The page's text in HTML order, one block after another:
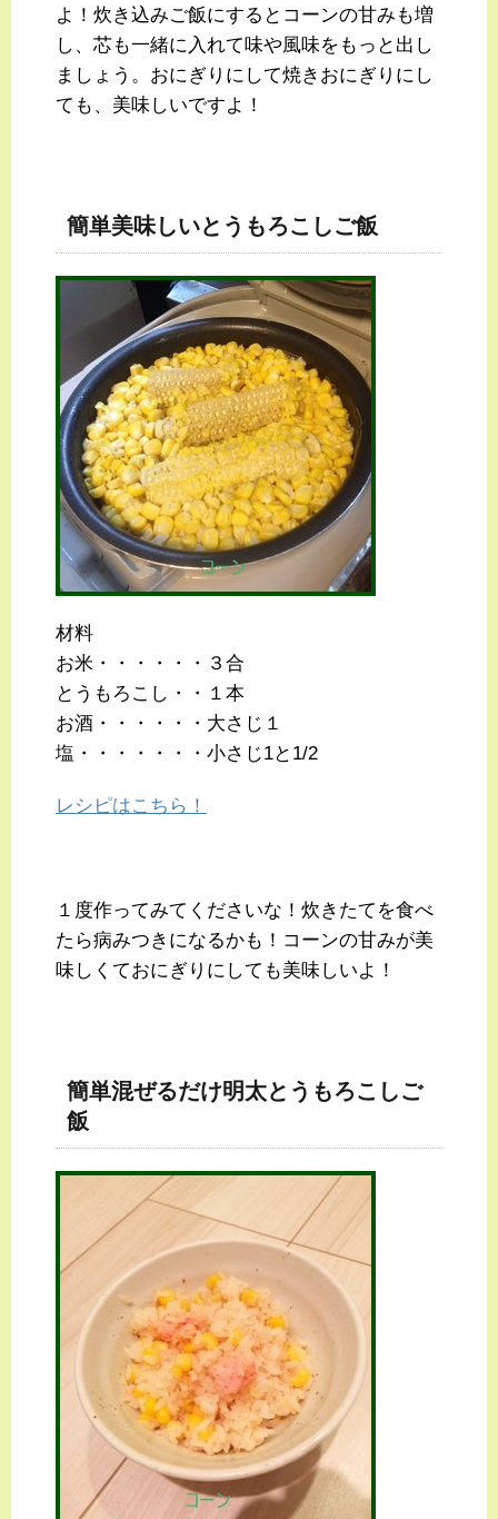
よ！炊き込みご飯にするとコーンの甘みも増
し、芯も一緒に入れて味や風味をもっと出し
ましょう。おにぎりにして焼きおにぎりにし
ても、美味しいですよ！
簡単美味しいとうもろこしご飯
材料
お米・・・・・・３合
とうもろこし・・１本
お酒・・・・・・大さじ１
塩・・・・・・・小さじ1と1/2
レシピはこちら！
１度作ってみてくださいな！炊きたてを食べ
たら病みつきになるかも！コーンの甘みが美
味しくておにぎりにしても美味しいよ！
簡単混ぜるだけ明太とうもろこしご
飯